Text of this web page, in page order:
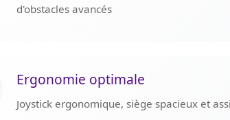
d'obstacles avancés
Ergonomie optimale
Joystick ergonomique, siège spacieux et